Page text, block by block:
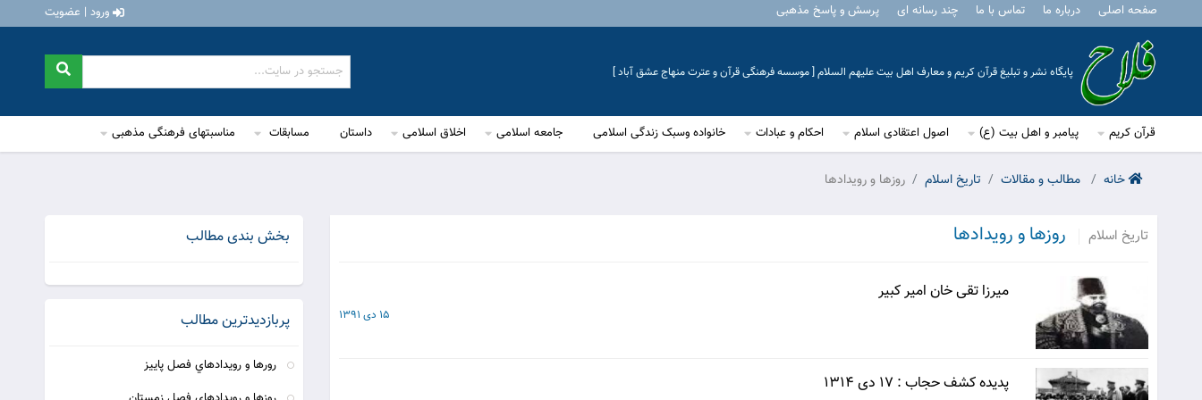
صفحه اصلی درباره ما تماس با ما چند رسانه ای پرسش و پاسخ مذهبی ورود | عضویت
پایگاه نشر و تبلیغ قرآن کریم و معارف اهل بیت علیهم السلام [ موسسه فرهنگی قرآن و عترت منهاج عشق آباد ]
قرآن کریم پیامبر و اهل بیت (ع) اصول اعتقادی اسلام احکام و عبادات خانواده وسبک زندگی اسلامی جامعه اسلامی اخلاق اسلامی داستان مسابقات مناسبتهای فرهنگی مذهبی
خانه مطالب و مقالات تاريخ اسلام روزها و رويدادها
تاريخ اسلام روزها و رويدادها
ميرزا تقى خان امير كبير
15 دی 1391
پديده كشف حجاب : 17 دى 1314
بخش بندی مطالب
پربازدیدترین مطالب
رورها و رويدادهاي فصل پاييز